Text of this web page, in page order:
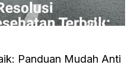
Panduan Mudah Anti